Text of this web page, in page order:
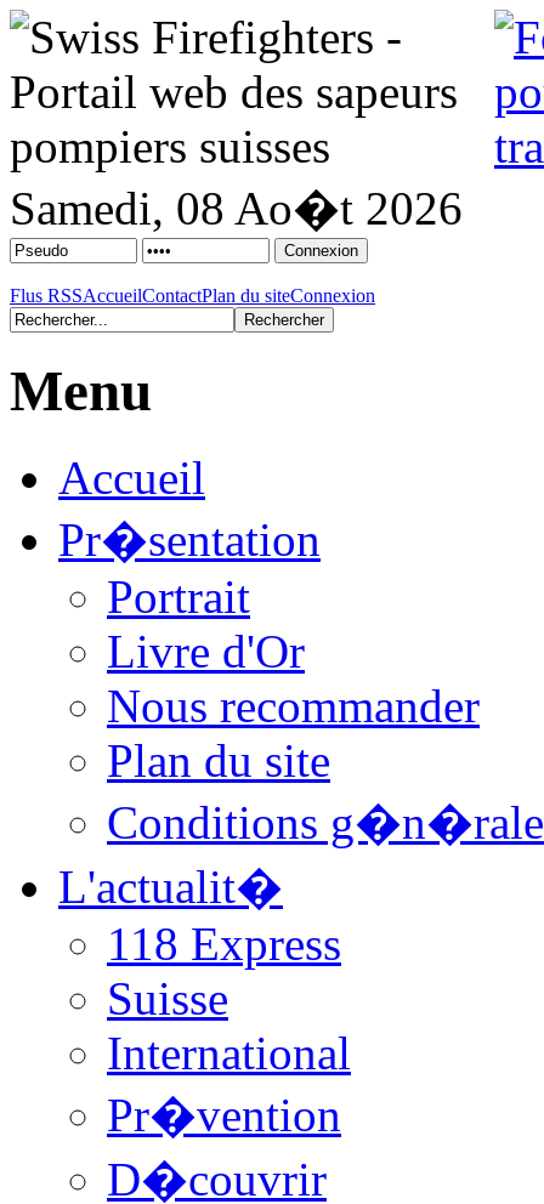
Samedi, 08 Ao�t 2026
Flus RSSAccueilContactPlan du siteConnexion
Menu
Accueil
Pr�sentation
Portrait
Livre d'Or
Nous recommander
Plan du site
Conditions
L'actualit�
118 Express
Suisse
International
Pr�vention
D�couvrir